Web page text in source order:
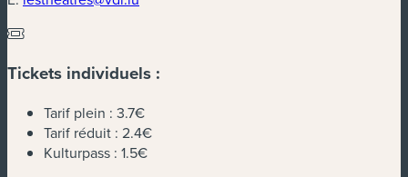
Tickets individuels :
Tarif plein : 3.7€
Tarif réduit : 2.4€
Kulturpass : 1.5€